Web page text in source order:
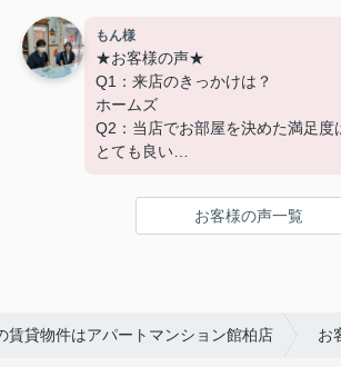
引越し業者のご紹介やインターネ
談、その他入居中のお困りごとな
ら、どうぞお気軽にご相談ください
アパートマンション館は365日毎
開催中！ お問い合わせは
ぞ♪
---------------------------
この度は弊社でのご契約ありがと
た！
アパートマンション館では、お部
でなく、入居後のアフターフォロ
引越し業者のご紹介やインターネ
談、その他入居中のお困りごとな
もん様
★お客様の声★
Q1：来店のきっかけは？
ホームズ
Q2：当店でお部屋を決めた満足度
とても良い
アパートマンション館では、お部
でなく、入居後のアフターフォロ
お客様の声一覧
賃貸物件はアパートマンション館柏店 お